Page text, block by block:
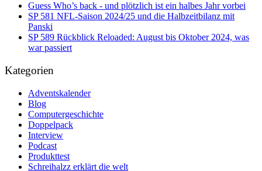
Guess Who’s back - und plötzlich ist ein halbes Jahr vorbei
SP 581 NFL-Saison 2024/25 und die Halbzeitbilanz mit
Panski
SP 589 Rückblick Reloaded: August bis Oktober 2024, was
war passiert
Kategorien
Adventskalender
Blog
Computergeschichte
Doppelpack
Interview
Podcast
Produkttest
Schreihalzz erklärt die welt